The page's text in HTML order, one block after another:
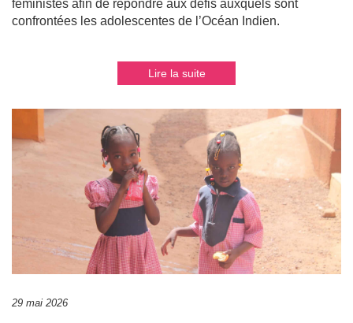
féministes afin de répondre aux défis auxquels sont
confrontées les adolescentes de l’Océan Indien.
Lire la suite
29 mai 2026